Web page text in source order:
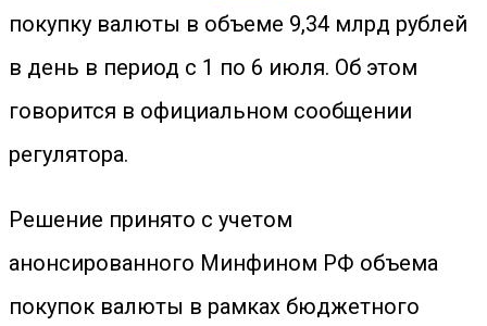
покупку валюты в объеме 9,34 млрд рублей
в день в период с 1 по 6 июля. Об этом
говорится в официальном сообщении
регулятора.
Решение принято с учетом
анонсированного Минфином РФ объема
покупок валюты в рамках бюджетного